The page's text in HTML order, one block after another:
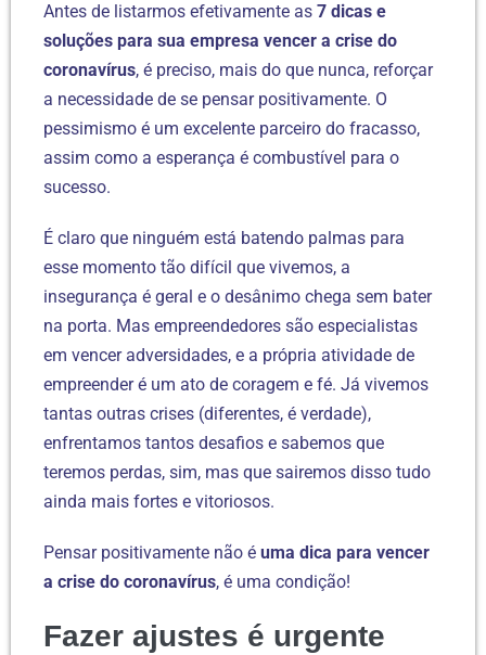
Antes de listarmos efetivamente as 7 dicas e
soluções para sua empresa vencer a crise do
coronavírus, é preciso, mais do que nunca, reforçar
a necessidade de se pensar positivamente. O
pessimismo é um excelente parceiro do fracasso,
assim como a esperança é combustível para o
sucesso.
É claro que ninguém está batendo palmas para
esse momento tão difícil que vivemos, a
insegurança é geral e o desânimo chega sem bater
na porta. Mas empreendedores são especialistas
em vencer adversidades, e a própria atividade de
empreender é um ato de coragem e fé. Já vivemos
tantas outras crises (diferentes, é verdade),
enfrentamos tantos desafios e sabemos que
teremos perdas, sim, mas que sairemos disso tudo
ainda mais fortes e vitoriosos.
Pensar positivamente não é uma dica para vencer
a crise do coronavírus, é uma condição!
Fazer ajustes é urgente